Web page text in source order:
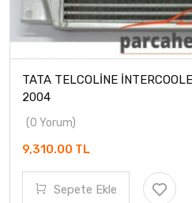
TATA TELCOLİNE
2004
(0 Yorum)
9,310.00 TL
Sepete Ekle